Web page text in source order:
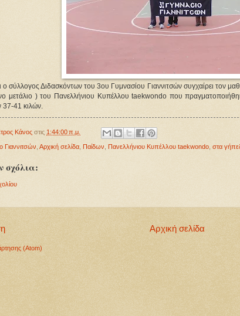
σύλλογος Διδασκόντων του 3ου Γυμνασίου Γιαννιτσών συγχαίρει τον
μετάλιο ) του Πανελλήνιου Κυπέλλου taekwondo που
37-41 κιλών.
Κάνος στις 1:44:00 π.μ.
Γιαννιτσών Αρχική σελίδα Παίδων Πανελλήνιου Κυπέλλου taekwondo στα
σχόλια:
Αρχική σελίδα
(Atom)